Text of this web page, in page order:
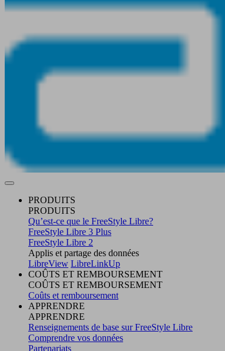
PRODUITS
PRODUITS
Qu’est-ce que le FreeStyle Libre?
FreeStyle Libre 3 Plus
FreeStyle Libre 2
Applis et partage des données
LibreView LibreLinkUp
COÛTS ET REMBOURSEMENT
COÛTS ET REMBOURSEMENT
Coûts et remboursement
APPRENDRE
APPRENDRE
Renseignements de base sur FreeStyle Libre
Comprendre vos données
Partenariats